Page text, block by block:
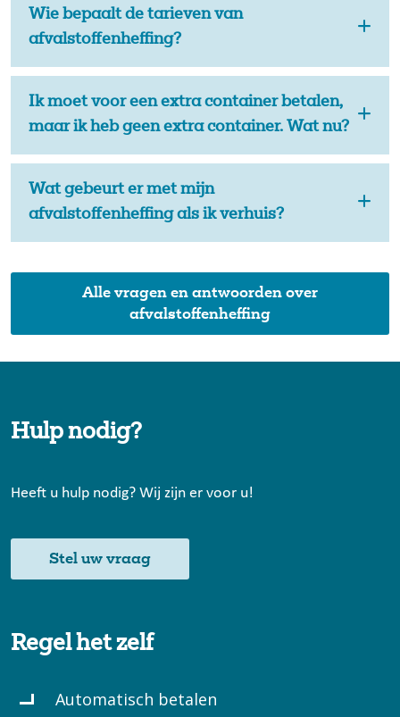
Wie bepaalt de tarieven van
afvalstoffenheffing?
Ik moet voor een extra container betalen,
maar ik heb geen extra container. Wat nu?
Wat gebeurt er met mijn
afvalstoffenheffing als ik verhuis?
Alle vragen en antwoorden over
afvalstoffenheffing
Hulp nodig?
Heeft u hulp nodig? Wij zijn er voor u!
Stel uw vraag
Regel het zelf
Automatisch betalen